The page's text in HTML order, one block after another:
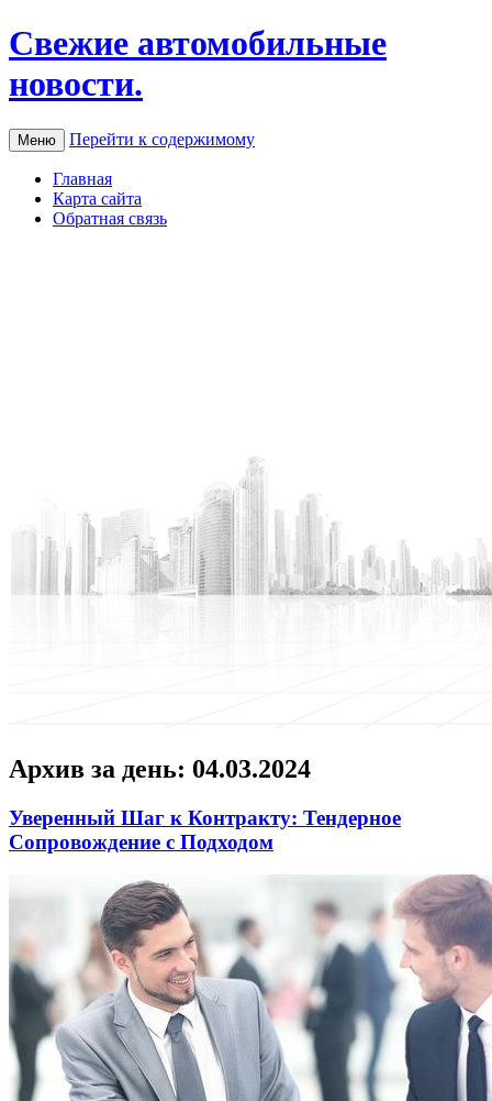
Свежие автомобильные
новости.
Меню Перейти к содержимому
Главная
Карта сайта
Обратная связь
Архив за день: 04.03.2024
Уверенный Шаг к Контракту: Тендерное
Сопровождение с Подходом